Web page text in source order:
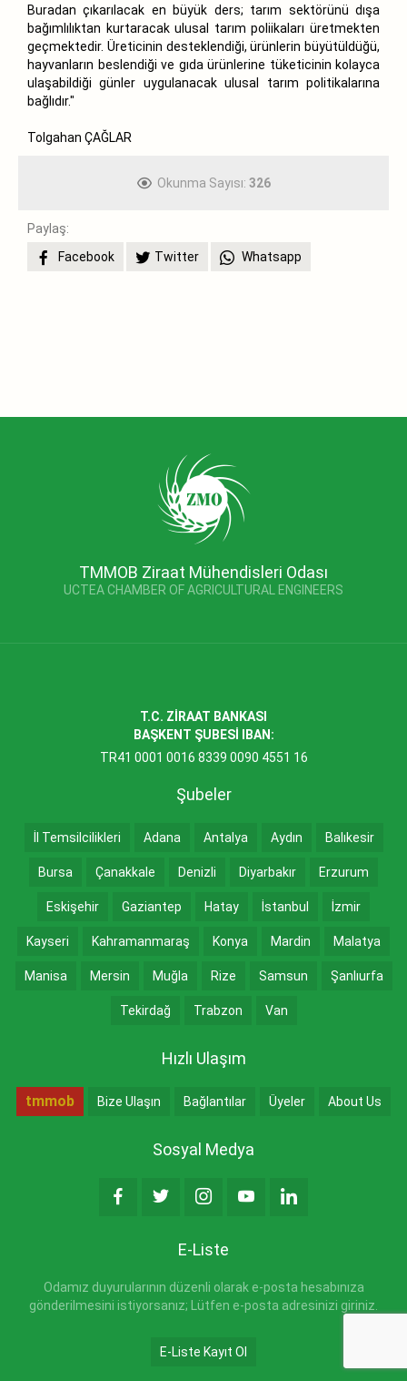
Buradan çıkarılacak en büyük ders; tarım sektörünü dışa
bağımlılıktan kurtaracak ulusal tarım poliikaları üretmekten
geçmektedir. Üreticinin desteklendiği, ürünlerin büyütüldüğü,
hayvanların beslendiği ve gıda ürünlerine tüketicinin kolayca
ulaşabildiği günler uygulanacak ulusal tarım politikalarına
bağlıdır."
Tolgahan ÇAĞLAR
Okunma Sayısı: 326
Paylaş:
Facebook
Twitter Whatsapp
TMMOB Ziraat Mühendisleri Odası
UCTEA CHAMBER OF AGRICULTURAL ENGINEERS
T.C. ZİRAAT BANKASI
BAŞKENT ŞUBESİ IBAN:
TR41 0001 0016 8339 0090 4551 16
Şubeler
İl Temsilcilikleri Adana Antalya Aydın Balıkesir
Bursa Çanakkale Denizli Diyarbakır Erzurum
Eskişehir Gaziantep Hatay İstanbul İzmir
Kayseri Kahramanmaraş Konya Mardin Malatya
Manisa Mersin Muğla Rize Samsun Şanlıurfa
Tekirdağ Trabzon Van
Hızlı Ulaşım
tmmob Bize Ulaşın Bağlantılar Üyeler About Us
Sosyal Medya
E-Liste
Odamız duyurularının düzenli olarak e-posta hesabınıza
gönderilmesini istiyorsanız; Lütfen e-posta adresinizi giriniz.
E-Liste Kayıt Ol